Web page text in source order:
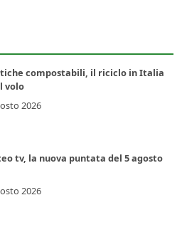
compostabili, il riciclo in Italia
volo
2026
tv, la nuova puntata del 5 agosto
2026